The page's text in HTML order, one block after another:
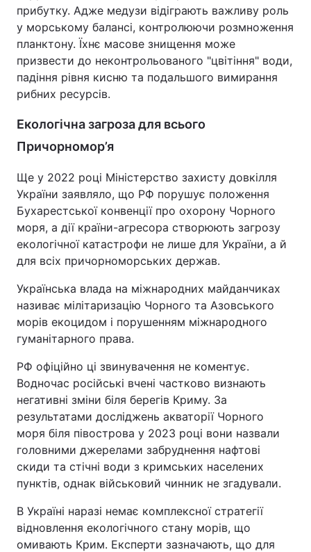
прибутку. Адже медузи відіграють важливу роль
у морському балансі, контролюючи розмноження
планктону. Їхнє масове знищення може
призвести до неконтрольованого "цвітіння" води,
падіння рівня кисню та подальшого вимирання
рибних ресурсів.
Екологічна загроза для всього
Причорномор’я
Ще у 2022 році Міністерство захисту довкілля
України заявляло, що РФ порушує положення
Бухарестської конвенції про охорону Чорного
моря, а дії країни-агресора створюють загрозу
екологічної катастрофи не лише для України, а й
для всіх причорноморських держав.
Українська влада на міжнародних майданчиках
називає мілітаризацію Чорного та Азовського
морів екоцидом і порушенням міжнародного
гуманітарного права.
РФ офіційно ці звинувачення не коментує.
Водночас російські вчені частково визнають
негативні зміни біля берегів Криму. За
результатами досліджень акваторії Чорного
моря біля півострова у 2023 році вони назвали
головними джерелами забруднення нафтові
скиди та стічні води з кримських населених
пунктів, однак військовий чинник не згадували.
В Україні наразі немає комплексної стратегії
відновлення екологічного стану морів, що
омивають Крим. Експерти зазначають, що для